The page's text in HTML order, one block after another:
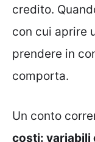
credito.
con cui aprire
prendere in
comporta.
Un conto
costi: variabili